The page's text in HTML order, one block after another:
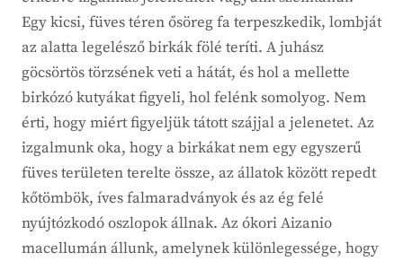
Egy kicsi, füves téren ősöreg fa terpeszkedik, lombját
az alatta legelésző birkák fölé teríti. A juhász
göcsörtös törzsének veti a hátát, és hol a mellette
birkózó kutyákat figyeli, hol felénk somolyog. Nem
érti, hogy miért figyeljük tátott szájjal a jelenetet. Az
izgalmunk oka, hogy a birkákat nem egy egyszerű
füves területen terelte össze, az állatok között repedt
kőtömbök, íves falmaradványok és az ég felé
nyújtózkodó oszlopok állnak. Az ókori Aizanio
macellumán állunk, amelynek különlegessége, hogy